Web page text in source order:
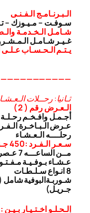
الـبـرنـامـج الـفـنـى
سـوفـت – مـيـوزك –
شـامـل الـخـدمـة
غـيـر شـامـل
يـتـم الـحـسـاب عـلـى
ثـانيا: رحــلات
الـعـرض رقم ( 2 )
أجـمـل وافـخـم رحـلـة
عـرض الـبـاخـرة
رحلــــه الـعـشـاء
سـعـر الـفـرد :450 جـنـيـة
مــن الساعـــه 7 عـصراً الـي الـسـاعـــه 9 مـسـاءً
عـشـاء بـوفـيـة
8 انـواع سـلـطـات
شـوربـةالبوفية
جـريـل)
الـحـلـو اخـتـيـار بـيـن :